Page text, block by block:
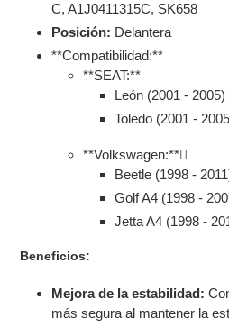
C, A1J0411315C, SK658
Posición: Delantera
**Compatibilidad:**
**SEAT:**
León (2001 - 2005)
Toledo (2001 -
**Volkswagen:**
Beetle (1998 -
Golf A4 (1998 -
Jetta A4 (1998 -
Beneficios:
Mejora de la estabilidad:
más segura al mantener la